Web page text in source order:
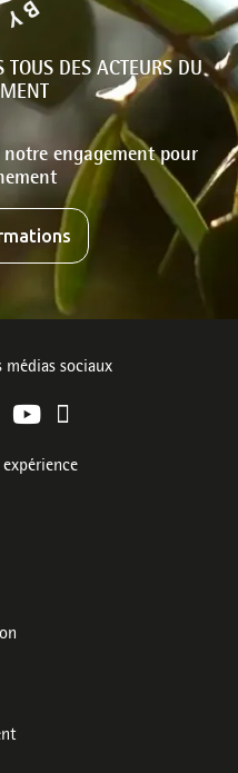
DES ACTEURS DU
notre engagement pour
médias sociaux